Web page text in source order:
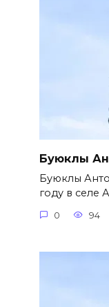
Буюклы
Буюклы
году в селе
0 94